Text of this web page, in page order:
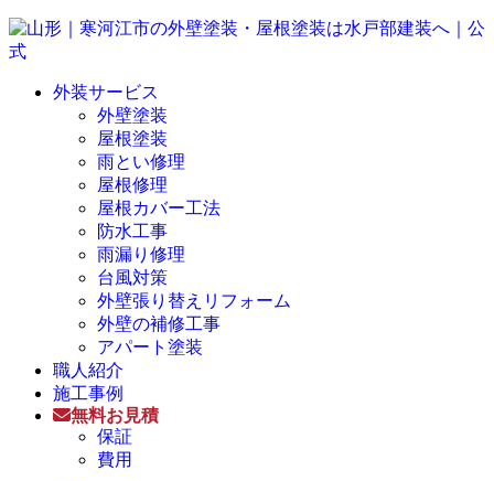
外装サービス
外壁塗装
屋根塗装
雨とい修理
屋根修理
屋根カバー工法
防水工事
雨漏り修理
台風対策
外壁張り替えリフォーム
外壁の補修工事
アパート塗装
職人紹介
施工事例
無料お見積
保証
費用